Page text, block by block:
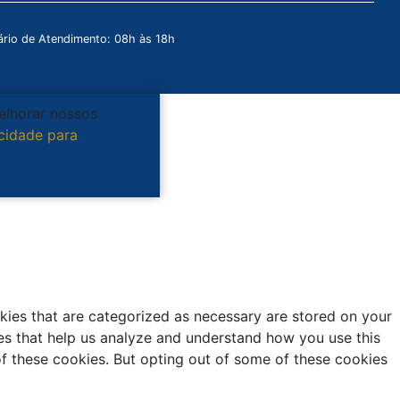
de Atendimento: 08h às 18h
nossos
para
that are categorized as necessary are stored on your
help us analyze and understand how you use this
cookies. But opting out of some of these cookies